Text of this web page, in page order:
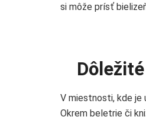
si môže prísť
V miestnosti, kde je
Okrem beletrie či